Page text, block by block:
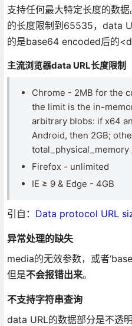
支持任何最大特定长度的数
的长度限制到65535，data
的是base64 encoded后的
主流浏览器data URL长度限制
Chrome - 2MB for the
the limit is the in-
arbitrary blobs: if x64
Android, then 2GB;
total_physical_memory
Firefox - unlimited
IE ≥ 9 & Edge - 4GB
引自： Data protocol URL
异常处理的缺失
media的无效参数，或者
但是不会报错出来。
不支持字符串查询
data URL的数据部分是不透